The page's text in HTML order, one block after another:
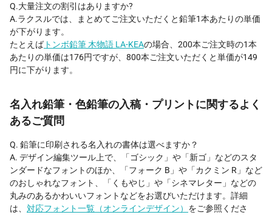
Q.大量注文の割引はありますか?
A.ラクスルでは、まとめてご注文いただくと鉛筆1本あたりの単価
が下がります。
たとえば トンボ鉛筆 木物語 LA-KEAの場合、200本ご注文時の1本
あたりの単価は176円ですが、800本ご注文いただくと単価が149
円に下がります。
名入れ鉛筆・色鉛筆の入稿・プリントに関するよく
あるご質問
Q. 鉛筆に印刷される名入れの書体は選べますか？
A. デザイン編集ツール上で、「ゴシック」や「新ゴ」などのスタ
ンダードなフォントのほか、「フォーク B」や「カクミン R」など
のおしゃれなフォント、「くもやじ」や「シネマレター」などの
丸みのあるかわいいフォントなどをお選びいただけます。詳細
は、 対応フォント一覧（オンラインデザイン） をご参照くださ